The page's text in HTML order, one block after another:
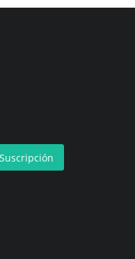
Suscripción